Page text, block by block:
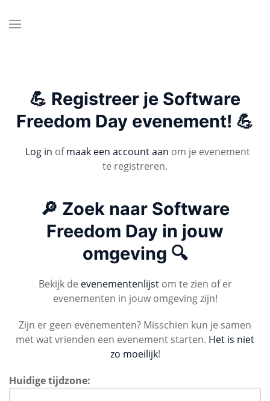
💪 Registreer je Software
Freedom Day evenement! 💪
Log in ofmaak een account aan om je evenement
te registreren.
🔎 Zoek naar Software
Freedom Day in jouw
omgeving 🔍
Bekijk de evenementenlijstom te zien of er
evenementen in jouw omgeving zijn!
Zijn er geen evenementen? Misschien kun je samen
met wat vrienden een evenement starten. Het is niet
zo moeilijk!
Huidige tijdzone: